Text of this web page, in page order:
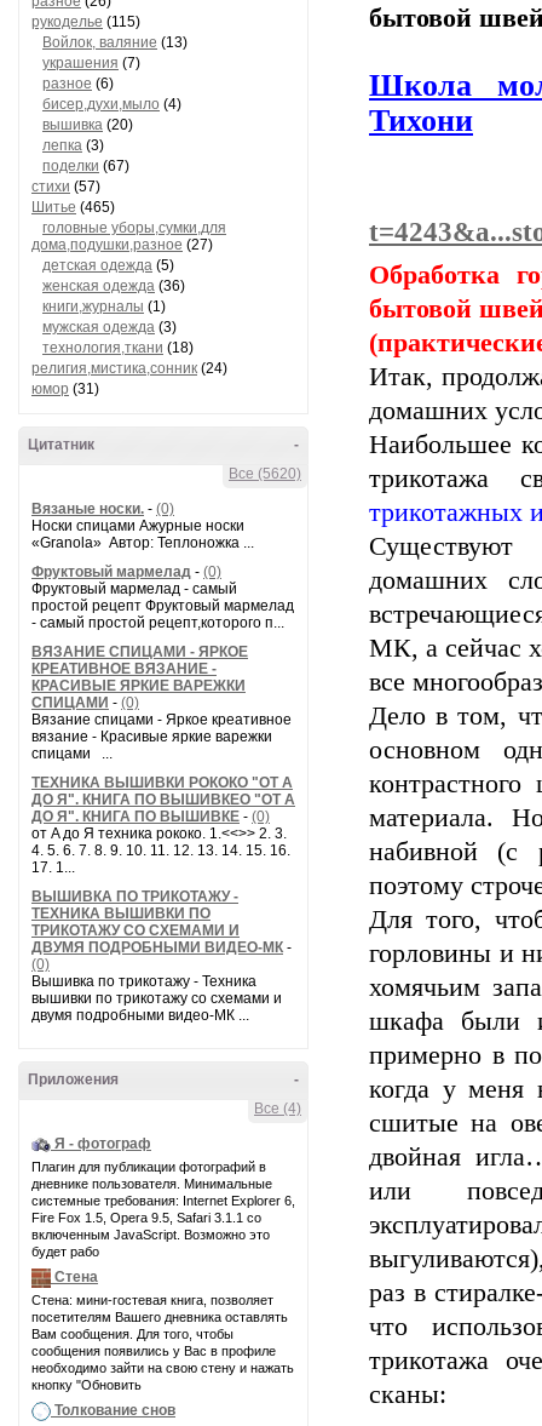
рукоделье (115)
Войлок, валяние (13)
украшения (7)
разное (6)
бисер,духи,мыло (4)
вышивка (20)
лепка (3)
поделки (67)
стихи (57)
Шитье (465)
головные уборы,сумки,для
дома,подушки,разное (27)
детская одежда (5)
женская одежда (36)
книги,журналы (1)
мужская одежда (3)
технология,ткани (18)
религия,мистика,сонник (24)
юмор (31)
-
Цитатник
Все (5620)
Вязаные носки. - (0)
Носки спицами Ажурные носки
«Granola» Автор: Теплоножка ...
Фруктовый мармелад - (0)
Фруктовый мармелад - самый
простой рецепт Фруктовый мармелад
- самый простой рецепт,которого п...
ВЯЗАНИЕ СПИЦАМИ - ЯРКОЕ
КРЕАТИВНОЕ ВЯЗАНИЕ -
КРАСИВЫЕ ЯРКИЕ ВАРЕЖКИ
СПИЦАМИ - (0)
Вязание спицами - Яркое креативное
вязание - Красивые яркие варежки
спицами ...
ТЕХНИКА ВЫШИВКИ РОКОКО "ОТ А
ДО Я". КНИГА ПО ВЫШИВКЕО "ОТ А
ДО Я". КНИГА ПО ВЫШИВКЕ - (0)
от A до Я техника рококо. 1.<<>> 2. 3.
4. 5. 6. 7. 8. 9. 10. 11. 12. 13. 14. 15. 16.
17. 1...
ВЫШИВКА ПО ТРИКОТАЖУ -
ТЕХНИКА ВЫШИВКИ ПО
ТРИКОТАЖУ СО СХЕМАМИ И
ДВУМЯ ПОДРОБНЫМИ ВИДЕО-МК -
(0)
Вышивка по трикотажу - Техника
вышивки по трикотажу со схемами и
двумя подробными видео-МК ...
-
Приложения
Все (4)
Я - фотограф
Плагин для публикации фотографий в
дневнике пользователя. Минимальные
системные требования: Internet Explorer 6,
Fire Fox 1.5, Opera 9.5, Safari 3.1.1 со
включенным JavaScript. Возможно это
будет рабо
Стена
Стена: мини-гостевая книга, позволяет
посетителям Вашего дневника оставлять
Вам сообщения. Для того, чтобы
сообщения появились у Вас в профиле
необходимо зайти на свою стену и нажать
кнопку "Обновить
Толкование снов
бытовой
Школа
Тихони
Обработка
бытовой
Итак,
домашних
Наибольшее
трикотажа
трикотажных
домашних
МК, а сейчас
все
Дело в том,
основном
материала.
набивной (с
поэтому
Для того,
горловины и
хомячьим
шкафа были
примерно в
когда у меня
сшитые на
двойная
или
раз в
что
трикотажа
сканы: